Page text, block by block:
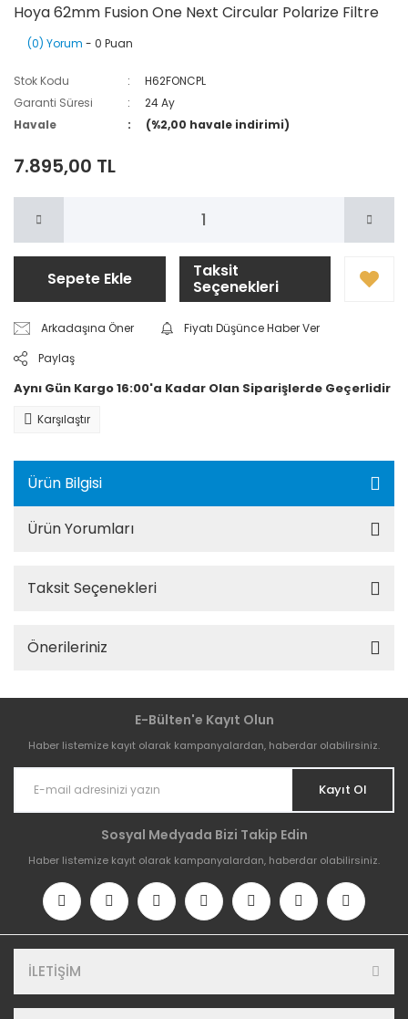
Hoya 62mm Fusion One Next Circular Polarize Filtre
(0) Yorum - 0 Puan
Stok Kodu
H62FONCPL
Garanti Süresi
24 Ay
Havale
(%2,00 havale indirimi)
7.895,00 TL
Sepete Ekle Taksit
Seçenekleri
Arkadaşına Öner
Fiyatı Düşünce Haber Ver
Paylaş
Aynı Gün Kargo 16:00'a Kadar Olan Siparişlerde Geçerlidir
Karşılaştır
Ürün Bilgisi
Ürün Yorumları
Taksit Seçenekleri
Önerileriniz
E-Bülten'e Kayıt Olun
Haber listemize kayıt olarak kampanyalardan, haberdar olabilirsiniz.
Kayıt Ol
Sosyal Medyada Bizi Takip Edin
Haber listemize kayıt olarak kampanyalardan, haberdar olabilirsiniz.
İLETİŞİM